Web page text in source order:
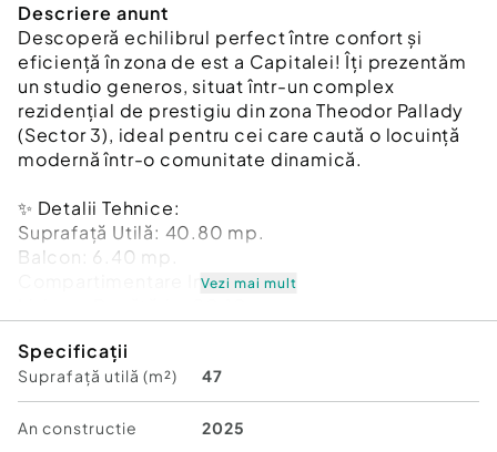
Descriere anunt
Descoperă echilibrul perfect între confort și
eficiență în zona de est a Capitalei! Îți prezentăm
un studio generos, situat într-un complex
rezidențial de prestigiu din zona Theodor Pallady
(Sector 3), ideal pentru cei care caută o locuință
modernă într-o comunitate dinamică.
✨ Detalii Tehnice:
Suprafață Utilă: 40.80 mp.
Balcon: 6.40 mp.
Compartimentare Inteligentă:
Baie: 4.60 mp.
Hol: 3.40 mp.
Dotări Premium: Încălzire prin pardoseală,
Vezi mai mult
Specificații
Suprafață utilă (m²) 47
An constructie 2025